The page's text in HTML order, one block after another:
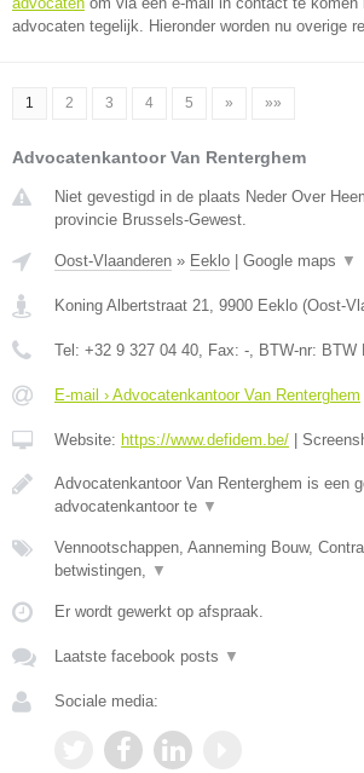
advocaten tegelijk. Hieronder worden nu overige
1 2 3 4 5 » »»
Advocatenkantoor Van Renterghem
Niet gevestigd in de plaats Neder Over
provincie Brussels-Gewest.
Oost-Vlaanderen » Eeklo Google maps ▼
Koning Albertstraat 21, 9900 Eeklo (Oost-
Tel: +32 9 327 04 40, Fax: -, BTW-nr: BTW
E-mail › Advocatenkantoor Van Renterghem
Website: https://www.defidem.be/
Advocatenkantoor Van Renterghem is een
advocatenkantoor te ▼
Vennootschappen, Aanneming Bouw,
betwistingen, ▼
Er wordt gewerkt op afspraak.
Laatste facebook posts ▼
Sociale media: